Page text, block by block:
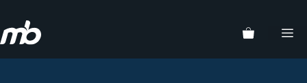
Inhalt
springen